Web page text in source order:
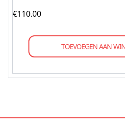
€110.00
TOEVOEGEN AAN